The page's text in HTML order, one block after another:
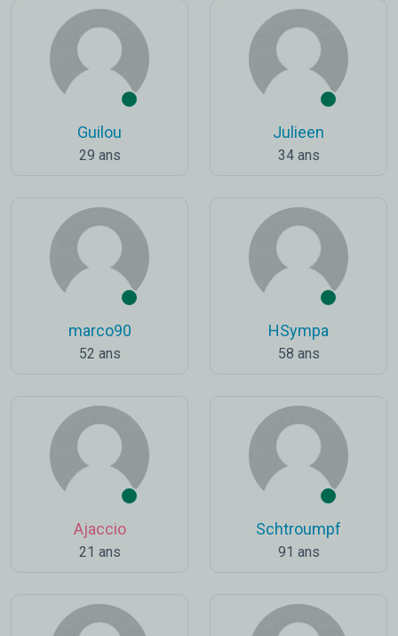
Guilou
29 ans
Julieen
34 ans
marco90
52 ans
HSympa
58 ans
Ajaccio
21 ans
Schtroumpf
91 ans